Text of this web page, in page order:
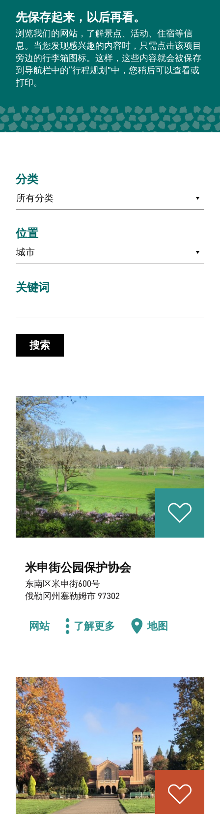
先保存起来，以后再看。
浏览我们的网站，了解景点、活动、住宿等信
息。当您发现感兴趣的内容时，只需点击该项目
旁边的行李箱图标。这样，这些内容就会被保存
到导航栏中的“行程规划”中，您稍后可以查看或
打印。
分类
所有分类
位置
城市
关键词
搜索
米申街公园保护协会
东南区米申街600号
俄勒冈州塞勒姆市 97302
网站 了解更多 地图